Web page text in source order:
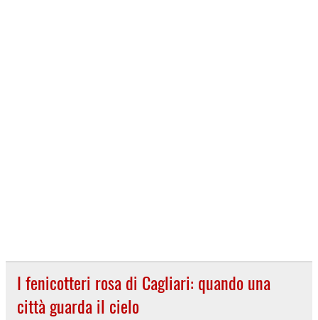
I fenicotteri rosa di Cagliari: quando una
città guarda il cielo